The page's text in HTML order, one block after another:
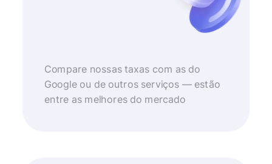
Compare nossas taxas com as do
Google ou de outros serviços — estão
entre as melhores do mercado